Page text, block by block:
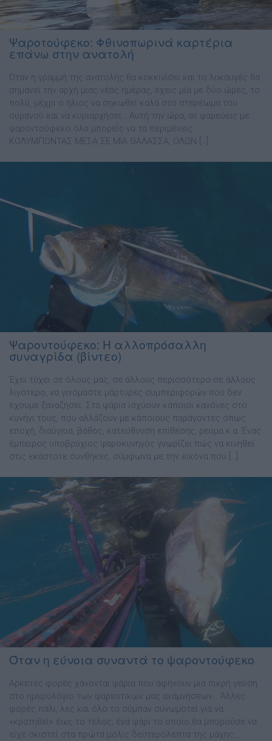
Ψαροτούφεκο: Φθινοπωρινά καρτέρια
επάνω στην ανατολή
Όταν η γραµµή της ανατολής θα κοκκινίσει και το λυκαυγές θα
σηµάνει την αρχή µιας νέας ηµέρας, έχεις µία µε δύο ώρες, το
πολύ, µέχρι ο ήλιος να σηκωθεί καλά στο στερέωµα του
ουρανού και να κυριαρχήσει… Αυτή την ώρα, αν ψαρεύεις με
ψαροντούφεκο όλα µπορείς να τα περιµένεις…
ΚΟΛΥΜΠΩΝΤΑΣ ΜΕΣΑ ΣΕ ΜΙΑ ΘΑΛΑΣΣΑ, ΟΛΩΝ […]
Ψαροντούφεκο: Η αλλοπρόσαλλη
συναγρίδα (βίντεο)
Έχει τύχει σε όλους μας, σε άλλους περισσότερο-σε άλλους
λιγότερο, να γινόμαστε μάρτυρες συμπεριφορών που δεν
έχουμε ξαναζήσει. Στα ψάρια ισχύουν κάποιοι κανόνες στο
κυνήγι τους, που αλλάζουν με κάποιους παράγοντες όπως
εποχή, διαύγεια, βάθος, κατεύθυνση επίθεσης, ρεύμα κ.α. Ένας
έμπειρος υποβρύχιος ψαροκυνηγός γνωρίζει πώς να κινηθεί
στις εκάστοτε συνθήκες, σύμφωνα με την εικόνα που […]
Όταν η εύνοια συναντά το ψαροντούφεκο
Αρκετές φορές χάνονται ψάρια που αφήνουν μια πικρή γεύση
στο ημερολόγιο των ψαρευτικών μας αναμνήσεων… Άλλες
φορές πάλι, λες και όλο το σύμπαν συνωμοτεί για να
«κρατηθεί» έως το τέλος, ένα ψάρι το οποίο θα μπορούσε να
είχε σκιστεί στα πρώτα μόλις δευτερόλεπτα της μάχης…